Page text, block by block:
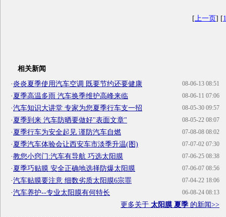
[上一页] [1
相关新闻
08-06-13 08:51
·炎炎夏季使用汽车空调 既要节约还要健康
08-06-11 07:06
·夏季高温多雨 汽车换季维护高峰来临
08-05-30 09:57
·汽车知识大讲堂 专家为您夏季行车支一招
08-05-22 08:07
·夏季到来 汽车防晒要做好"表面文章"
07-08-08 08:02
·夏季行车为安全起见 谨防汽车自燃
07-07-02 07:30
·夏季汽车体验会让西安车市淡季升温(图)
07-06-25 08:38
·教您小窍门:汽车有导航 巧选太阳膜
07-06-07 08:56
·夏季巧贴膜 安全正确地选择防爆太阳膜
07-04-22 18:06
·汽车贴膜要注意 细数劣质太阳膜6宗罪
06-08-24 08:13
·汽车养护--专业太阳膜有何特长
更多关于 太阳膜 夏季 的新闻>>